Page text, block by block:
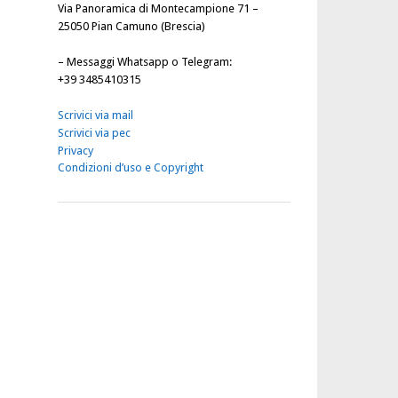
Via Panoramica di Montecampione 71 –
25050 Pian Camuno (Brescia)
– Messaggi Whatsapp o Telegram:
+39 3485410315
Scrivici via mail
Scrivici via pec
Privacy
Condizioni d’uso e Copyright